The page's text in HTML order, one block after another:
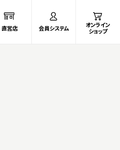
直営店 会員システム
オンライン
ショップ